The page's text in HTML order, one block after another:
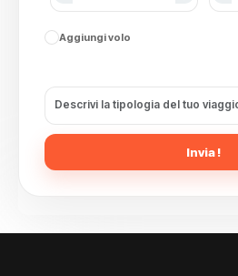
Aggiungi volo
Invia !